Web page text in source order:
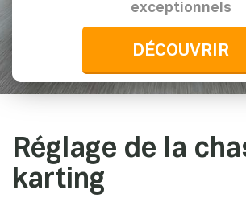
exceptionnels
DÉCOUVRIR
Réglage de la
karting